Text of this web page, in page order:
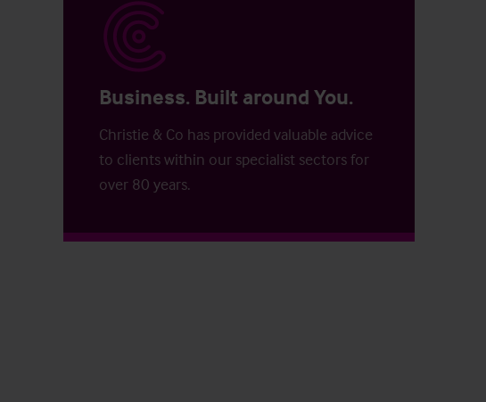
Business. Built around You.
Christie & Co has provided valuable advice
to clients within our specialist sectors for
over 80 years.